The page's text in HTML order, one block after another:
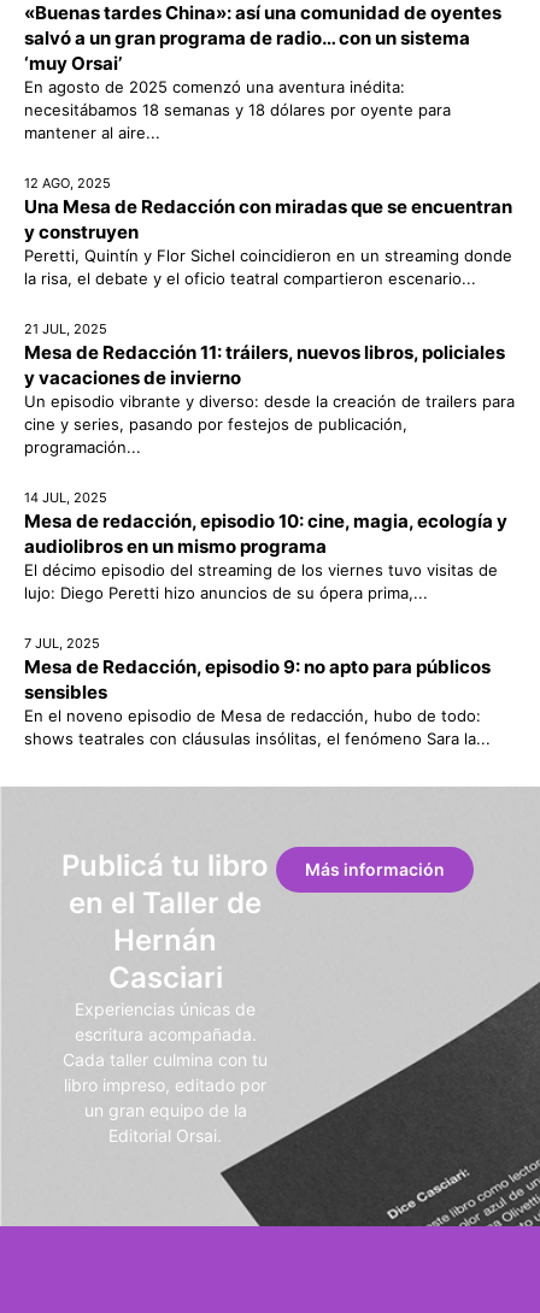
«Buenas tardes China»: así una comunidad de oyentes
salvó a un gran programa de radio… con un sistema
‘muy Orsai’
En agosto de 2025 comenzó una aventura inédita:
necesitábamos 18 semanas y 18 dólares por oyente para
mantener al aire...
12 AGO, 2025
Una Mesa de Redacción con miradas que se encuentran
y construyen
Peretti, Quintín y Flor Sichel coincidieron en un streaming donde
la risa, el debate y el oficio teatral compartieron escenario...
21 JUL, 2025
Mesa de Redacción 11: tráilers, nuevos libros, policiales
y vacaciones de invierno
Un episodio vibrante y diverso: desde la creación de trailers para
cine y series, pasando por festejos de publicación,
programación...
14 JUL, 2025
Mesa de redacción, episodio 10: cine, magia, ecología y
audiolibros en un mismo programa
El décimo episodio del streaming de los viernes tuvo visitas de
lujo: Diego Peretti hizo anuncios de su ópera prima,...
7 JUL, 2025
Mesa de Redacción, episodio 9: no apto para públicos
sensibles
En el noveno episodio de Mesa de redacción, hubo de todo:
shows teatrales con cláusulas insólitas, el fenómeno Sara la...
Publicá tu libro
en el Taller de
Hernán
Casciari
Experiencias únicas de
escritura acompañada.
Cada taller culmina con tu
libro impreso, editado por
un gran equipo de la
Editorial Orsai.
Más información